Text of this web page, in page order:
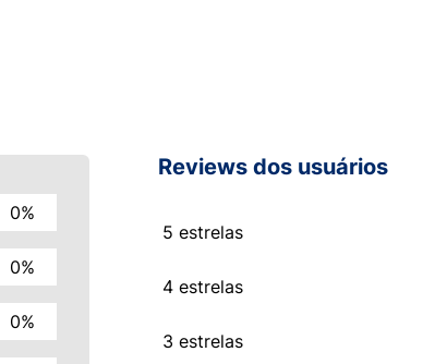
0%
0%
0%
Reviews dos usuários
5 estrelas
4 estrelas
3 estrelas